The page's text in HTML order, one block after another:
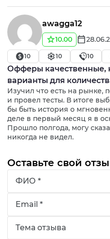
awagga12
10.00
10 10 10
Офферы качественные,
варианты для
Изучил что есть на
и провел тесты. В итоге
бы быть история о
деле в первый месяц я в
Прошло полгода, могу
никогда не видел.
Оставьте свой